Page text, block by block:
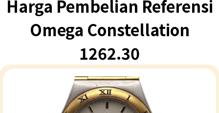
Harga Pembelian Referensi
Omega Constellation
1262.30